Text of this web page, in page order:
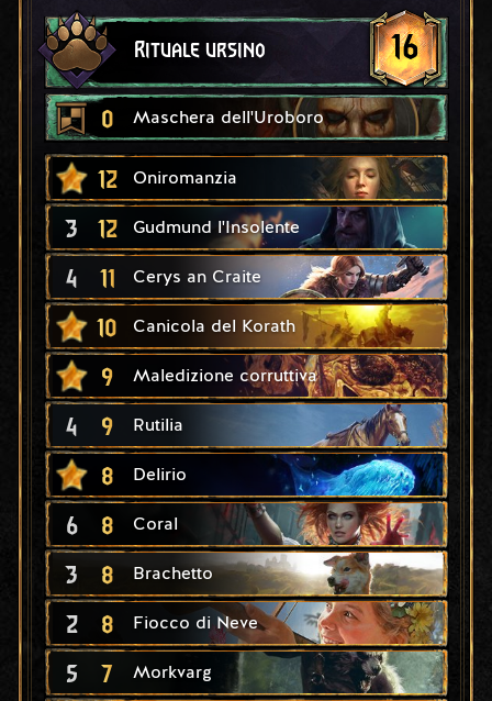
Rituale ursino 16
0 Maschera dell'Uroboro
12 Oniromanzia
3 12 Gudmund l'Insolente
4 11 Cerys an Craite
10 Canicola del Korath
9 Maledizione corruttiva
4 9 Rutilia
8 Delirio
6 8 Coral
3 8 Brachetto
2 8 Fiocco di Neve
5 7 Morkvarg